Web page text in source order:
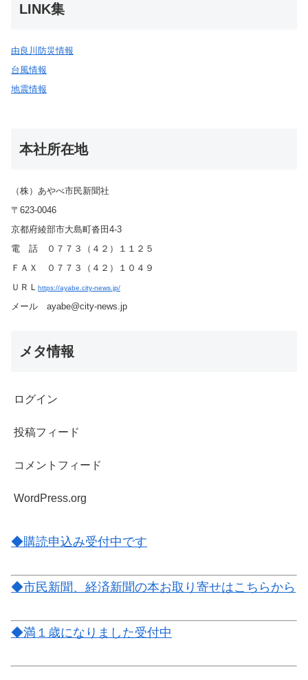
LINK集
由良川防災情報
台風情報
地震情報
本社所在地
（株）あやべ市民新聞社
〒623-0046
京都府綾部市大島町沓田4-3
電 話 ０７７３（４２）１１２５
ＦＡＸ ０７７３（４２）１０４９
ＵＲＬ
https://ayabe.city-news.jp/
メール ayabe@city-news.jp
メタ情報
ログイン
投稿フィード
コメントフィード
WordPress.org
◆購読申込み受付中です
◆市民新聞、経済新聞の本お取り寄せはこちらから
◆満１歳になりました受付中